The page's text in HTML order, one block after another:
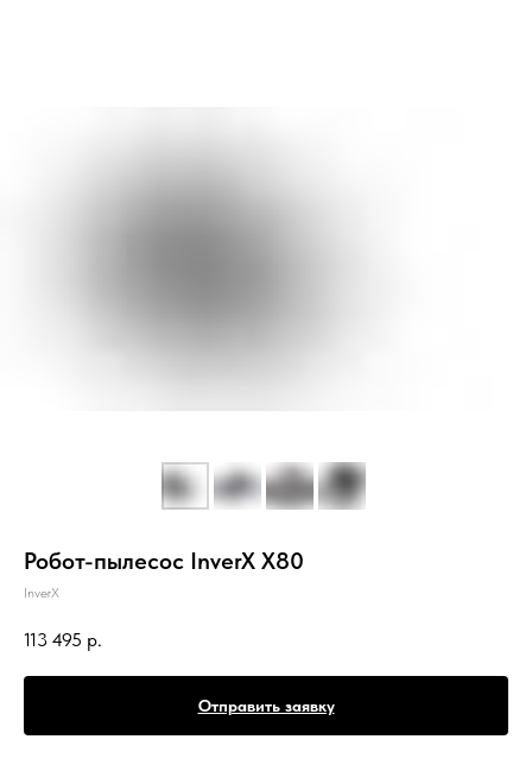
Робот-пылесос InverX X80
InverX
113 495 р.
Отправить заявку